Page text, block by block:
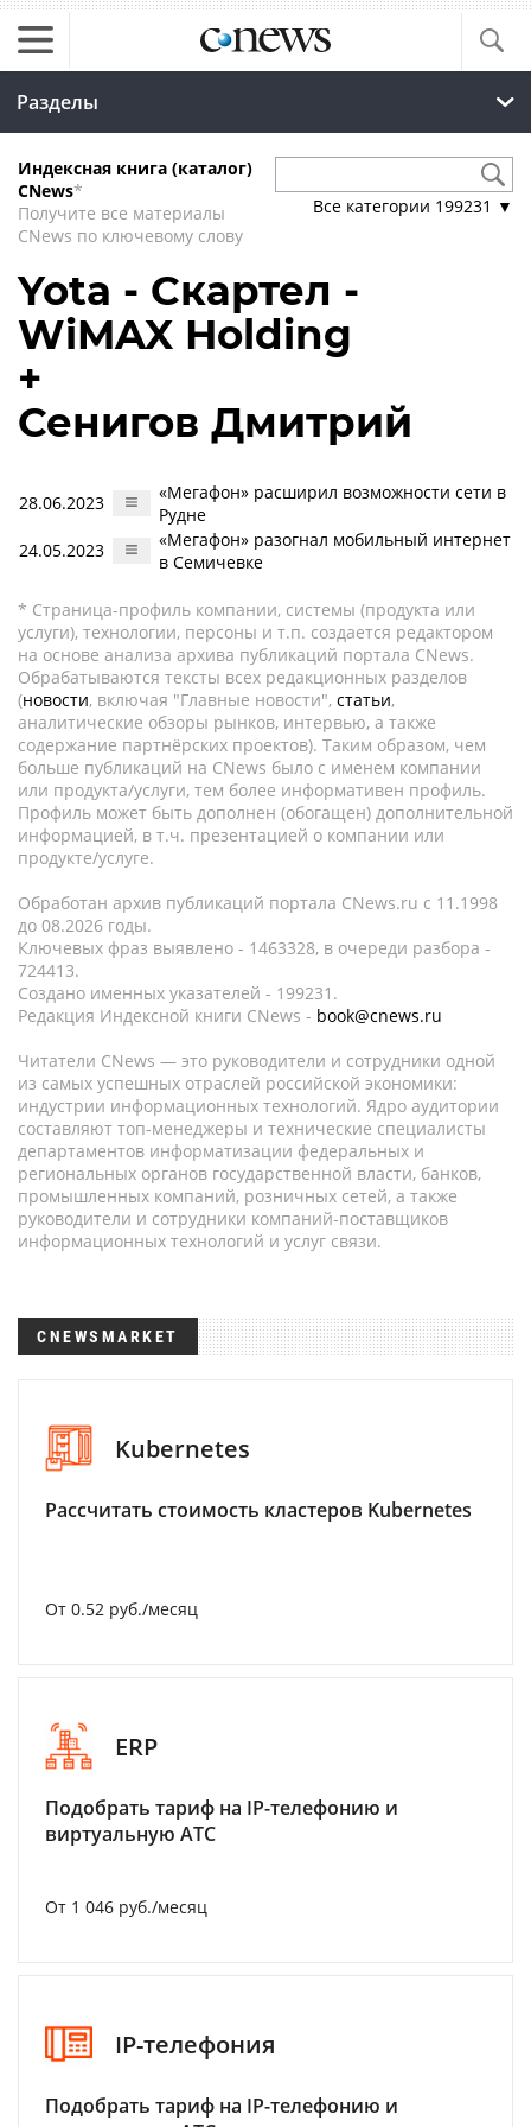
Разделы
Индексная книга (каталог)
CNews*
Получите все материалы
CNews по ключевому слову
Все категории 199231 ▼
Yota - Скартел -
WiMAX Holding
+
Сенигов Дмитрий
28.06.2023
«Мегафон» расширил возможности сети в
Рудне
24.05.2023
«Мегафон» разогнал мобильный интернет
в Семичевке
* Страница-профиль компании, системы (продукта или
услуги), технологии, персоны и т.п. создается редактором
на основе анализа архива публикаций портала CNews.
Обрабатываются тексты всех редакционных разделов
(новости, включая "Главные новости", статьи,
аналитические обзоры рынков, интервью, а также
содержание партнёрских проектов). Таким образом, чем
больше публикаций на CNews было с именем компании
или продукта/услуги, тем более информативен профиль.
Профиль может быть дополнен (обогащен) дополнительной
информацией, в т.ч. презентацией о компании или
продукте/услуге.
Обработан архив публикаций портала CNews.ru c 11.1998
до 08.2026 годы.
Ключевых фраз выявлено - 1463328, в очереди разбора -
724413.
Создано именных указателей - 199231.
Редакция Индексной книги CNews - book@cnews.ru
Читатели CNews — это руководители и сотрудники одной
из самых успешных отраслей российской экономики:
индустрии информационных технологий. Ядро аудитории
составляют топ-менеджеры и технические специалисты
департаментов информатизации федеральных и
региональных органов государственной власти, банков,
промышленных компаний, розничных сетей, а также
руководители и сотрудники компаний-поставщиков
информационных технологий и услуг связи.
CNEWSMARKET
Kubernetes
Рассчитать стоимость кластеров Kubernetes
От 0.52 руб./месяц
ERP
Подобрать тариф на IP-телефонию и
виртуальную АТС
От 1 046 руб./месяц
IP-телефония
Подобрать тариф на IP-телефонию и